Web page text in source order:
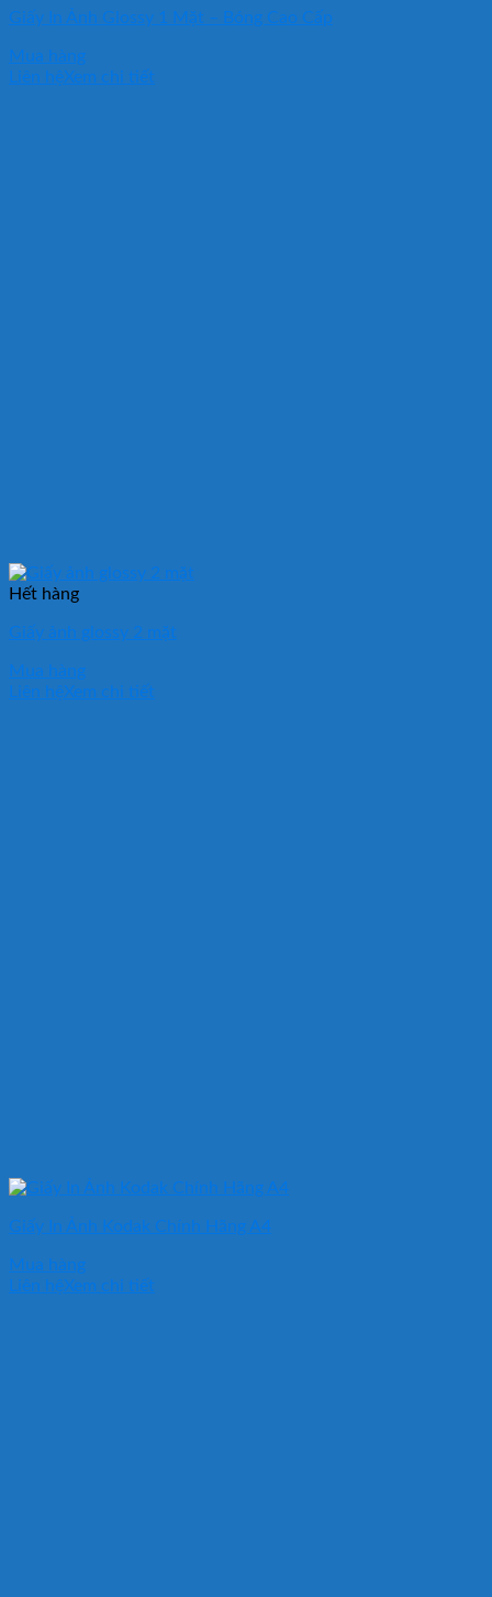
Giấy In Ảnh Glossy 1 Mặt – Bóng Cao Cấp
Mua hàng
Liên hệXem chi tiết
Hết hàng
Giấy ảnh glossy 2 mặt
Mua hàng
Liên hệXem chi tiết
Giấy In Ảnh Kodak Chính Hãng A4
Mua hàng
Liên hệXem chi tiết